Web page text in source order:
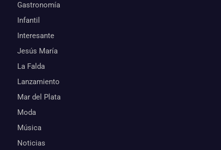
Gastronomía
Infantil
Interesante
Jesús María
La Falda
Lanzamiento
Mar del Plata
Moda
Música
Noticias